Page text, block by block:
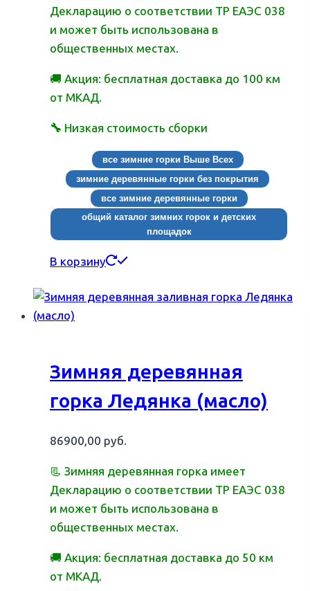
Декларацию о соответствии ТР ЕАЭС 038
и может быть использована в
общественных местах.
🚚 Акция: бесплатная доставка до 100 км
от МКАД.
🔧 Низкая стоимость сборки
все зимние горки Выше Всех
зимние деревянные горки без покрытия
все зимние деревянные горки
общий каталог зимних горок и детских
площадок
В корзину
Зимняя деревянная
горка Ледянка (масло)
86900,00 руб.
📃 Зимняя деревянная горка имеет
Декларацию о соответствии ТР ЕАЭС 038
и может быть использована в
общественных местах.
🚚 Акция: бесплатная доставка до 50 км
от МКАД.